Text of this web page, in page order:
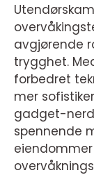
avgjørende
trygghet.
forbedret
mer
gadget-
spennende